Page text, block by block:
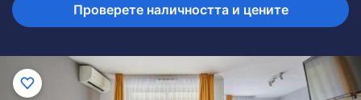
Проверете наличността и цените